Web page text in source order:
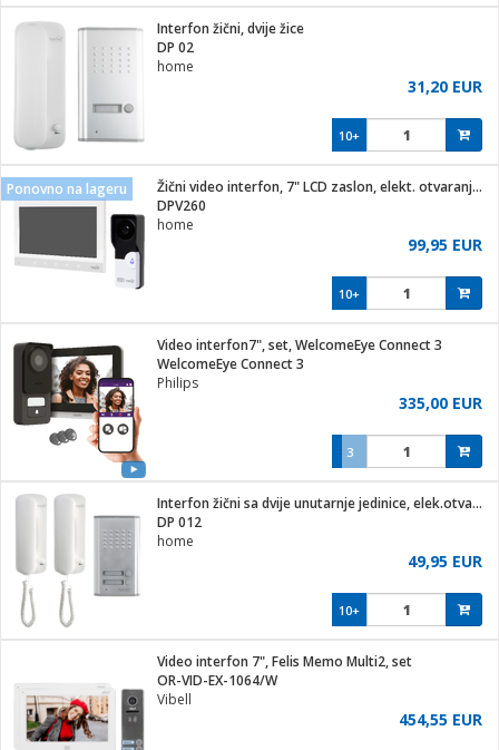
metar
kavu
ostalo
program
materijal
i kutije
Interfon žični, dvije žice
DP 02
home
31,20 EUR
10+
Ponovno na lageru
Žični video interfon, 7" LCD zaslon, elekt. otvaranje vrata
DPV260
home
99,95 EUR
10+
Video interfon7", set, WelcomeEye Connect 3
WelcomeEye Connect 3
Philips
335,00 EUR
3
Interfon žični sa dvije unutarnje jedinice, elek.otvaranje
DP 012
home
49,95 EUR
10+
Video interfon 7", Felis Memo Multi2, set
OR-VID-EX-1064/W
Vibell
454,55 EUR